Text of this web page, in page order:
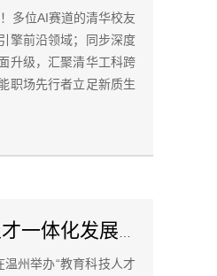
多位AI赛道的清华校友
擎前沿领域；同步深度
升级，汇聚清华工科跨
职场先行者立足新质生
州举办“教育科技人才